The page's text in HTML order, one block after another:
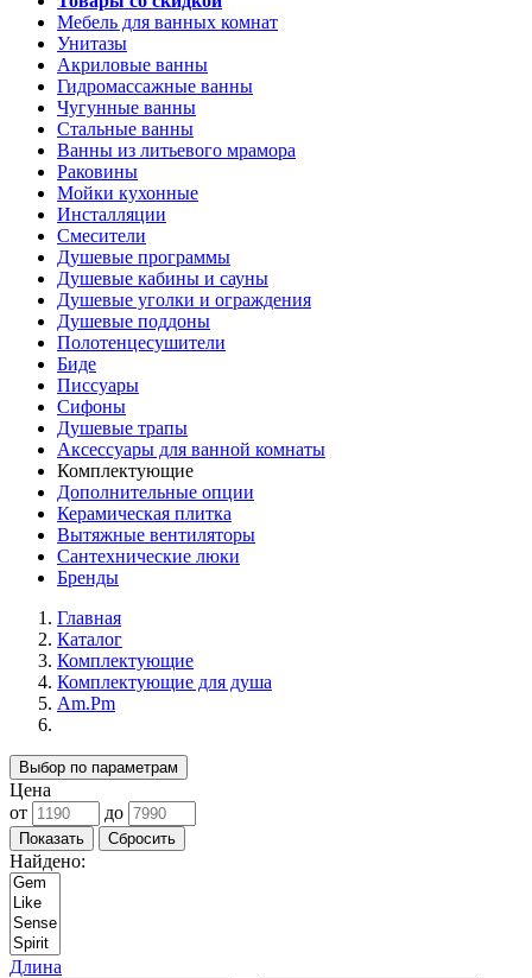
Мебель для ванных комнат
Унитазы
Акриловые ванны
Гидромассажные ванны
Чугунные ванны
Стальные ванны
Ванны из литьевого мрамора
Раковины
Мойки кухонные
Инсталляции
Смесители
Душевые программы
Душевые кабины и сауны
Душевые уголки и ограждения
Душевые поддоны
Полотенцесушители
Биде
Писсуары
Сифоны
Душевые трапы
Аксессуары для ванной комнаты
Комплектующие
Дополнительные опции
Керамическая плитка
Вытяжные вентиляторы
Сантехнические люки
Бренды
Главная
Каталог
Комплектующие
Комплектующие для душа
Am.Pm
Выбор по параметрам
Цена
от
до
Найдено:
Длина